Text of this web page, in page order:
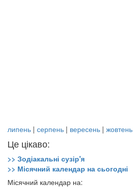
липень | серпень | вересень | жовтень
Це цікаво:
>> Зодіакальні сузір'я
>> Місячний календар на сьогодні
Місячний календар на: